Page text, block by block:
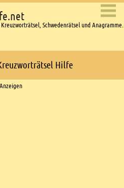
Schwedenrätsel und Anagramme.
Hilfe
Anzeigen